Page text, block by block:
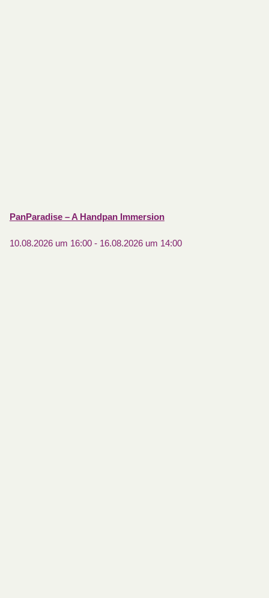
PanParadise – A Handpan Immersion
10.08.2026 um 16:00- 16.08.2026 um 14:00